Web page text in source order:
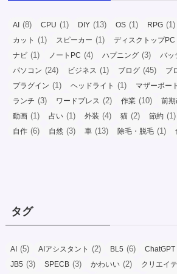
AI (8) CPU (1) DIY (13) OS (1) RPG (1)
カット (1) スピーカー (1) ディスクトップPC
ナビ (1) ノートPC (4) ハプニング (3) バッ
パソコン (24) ビジネス (1) ブログ (45) ブ
プラグイン (1) ヘッドライト (1) マザーボー
ランチ (3) ワードプレス (2) 作業 (10) 前
動画 (1) 占い (1) 外装 (4) 猫 (2) 節約 (1)
自作 (6) 自然 (3) 車 (13) 除毛・脱毛 (1)
タグ
AI (5) AIアシスタント (2) BL5 (6) ChatGPT
JB5 (3) SPECB (3) かわいい (2) クリエイ